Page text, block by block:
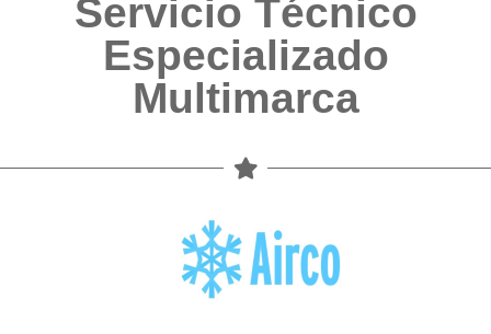
Servicio Técnico
Especializado
Multimarca